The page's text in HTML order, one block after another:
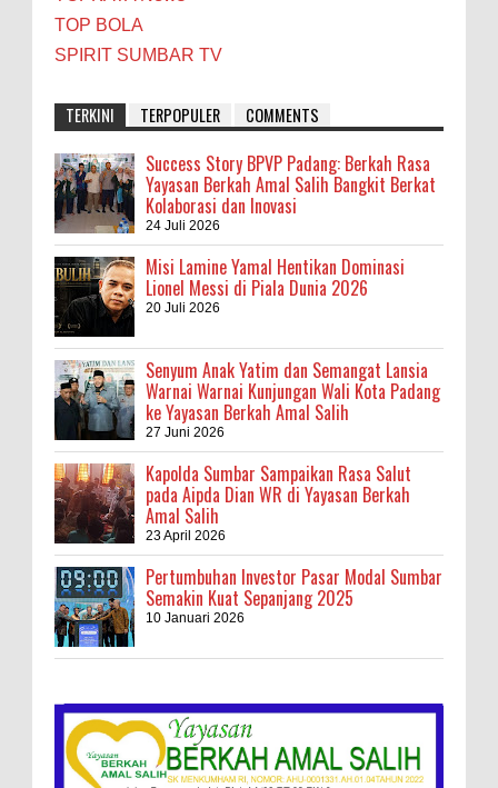
TOP BOLA
SPIRIT SUMBAR TV
TERKINI TERPOPULER COMMENTS
Success Story BPVP Padang: Berkah Rasa
Yayasan Berkah Amal Salih Bangkit Berkat
Kolaborasi dan Inovasi
24 Juli 2026
Misi Lamine Yamal Hentikan Dominasi
Lionel Messi di Piala Dunia 2026
20 Juli 2026
Senyum Anak Yatim dan Semangat Lansia
Warnai Warnai Kunjungan Wali Kota Padang
ke Yayasan Berkah Amal Salih
27 Juni 2026
Kapolda Sumbar Sampaikan Rasa Salut
pada Aipda Dian WR di Yayasan Berkah
Amal Salih
23 April 2026
Pertumbuhan Investor Pasar Modal Sumbar
Semakin Kuat Sepanjang 2025
10 Januari 2026
Kebakaran Hebat, Israel Dapat Cobaan